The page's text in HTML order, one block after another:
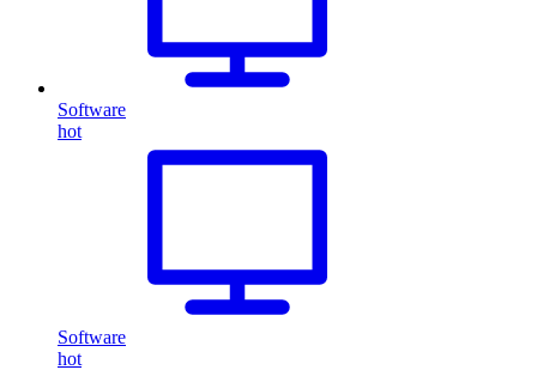
Software
hot
Software
hot